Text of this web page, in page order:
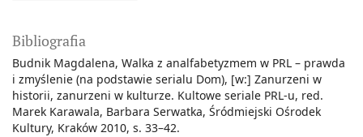
Bibliografia
Budnik Magdalena, Walka z analfabetyzmem w PRL – prawda
i zmyślenie (na podstawie serialu Dom), [w:] Zanurzeni w
historii, zanurzeni w kulturze. Kultowe seriale PRL-u, red.
Marek Karawala, Barbara Serwatka, Śródmiejski Ośrodek
Kultury, Kraków 2010, s. 33–42.